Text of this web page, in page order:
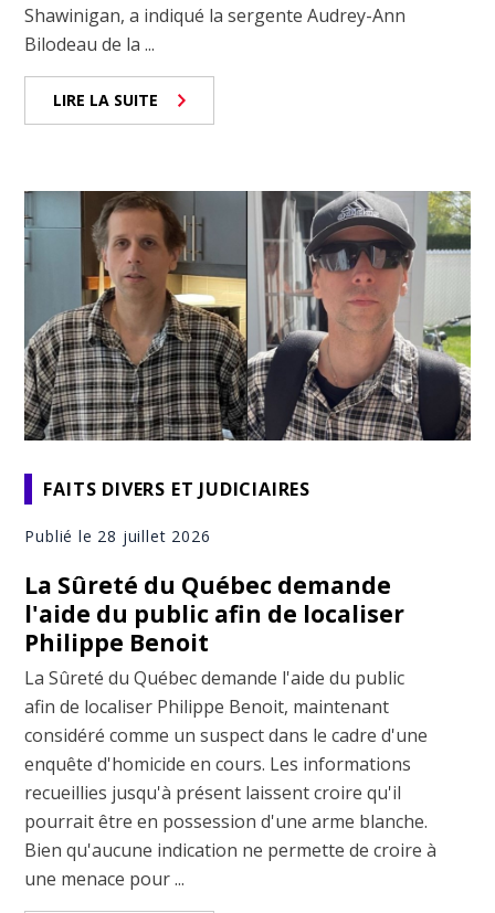
Shawinigan, a indiqué la sergente Audrey-Ann
Bilodeau de la ...
LIRE LA SUITE
FAITS DIVERS ET JUDICIAIRES
Publié le 28 juillet 2026
La Sûreté du Québec demande
l'aide du public afin de localiser
Philippe Benoit
La Sûreté du Québec demande l'aide du public
afin de localiser Philippe Benoit, maintenant
considéré comme un suspect dans le cadre d'une
enquête d'homicide en cours. Les informations
recueillies jusqu'à présent laissent croire qu'il
pourrait être en possession d'une arme blanche.
Bien qu'aucune indication ne permette de croire à
une menace pour ...